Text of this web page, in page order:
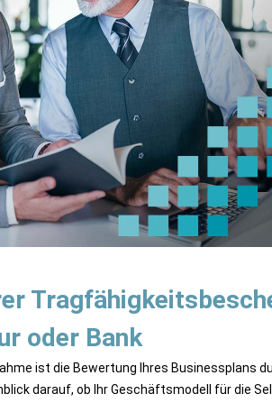
oder Bank
ist die Bewertung Ihres Businessplans
darauf, ob Ihr Geschäftsmodell für die